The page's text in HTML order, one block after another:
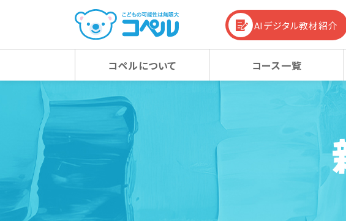
コペルについて
コペルの教育方針
コペルの教育方針 TOP
100%の力を引き出す
新着情報
コース一覧
幼児コース
マタニティクラス
幼児コース
マタニティクラス
幼児教育お役立ち情報
AIデジタル教材紹介